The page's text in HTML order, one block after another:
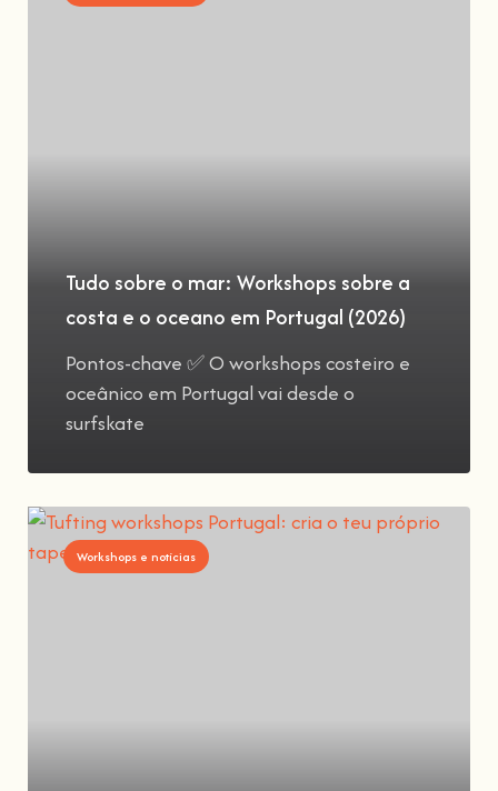
Tudo sobre o mar: Workshops sobre a
costa e o oceano em Portugal (2026)
Pontos-chave ✅ O workshops costeiro e
oceânico em Portugal vai desde o
surfskate
Workshops e notícias